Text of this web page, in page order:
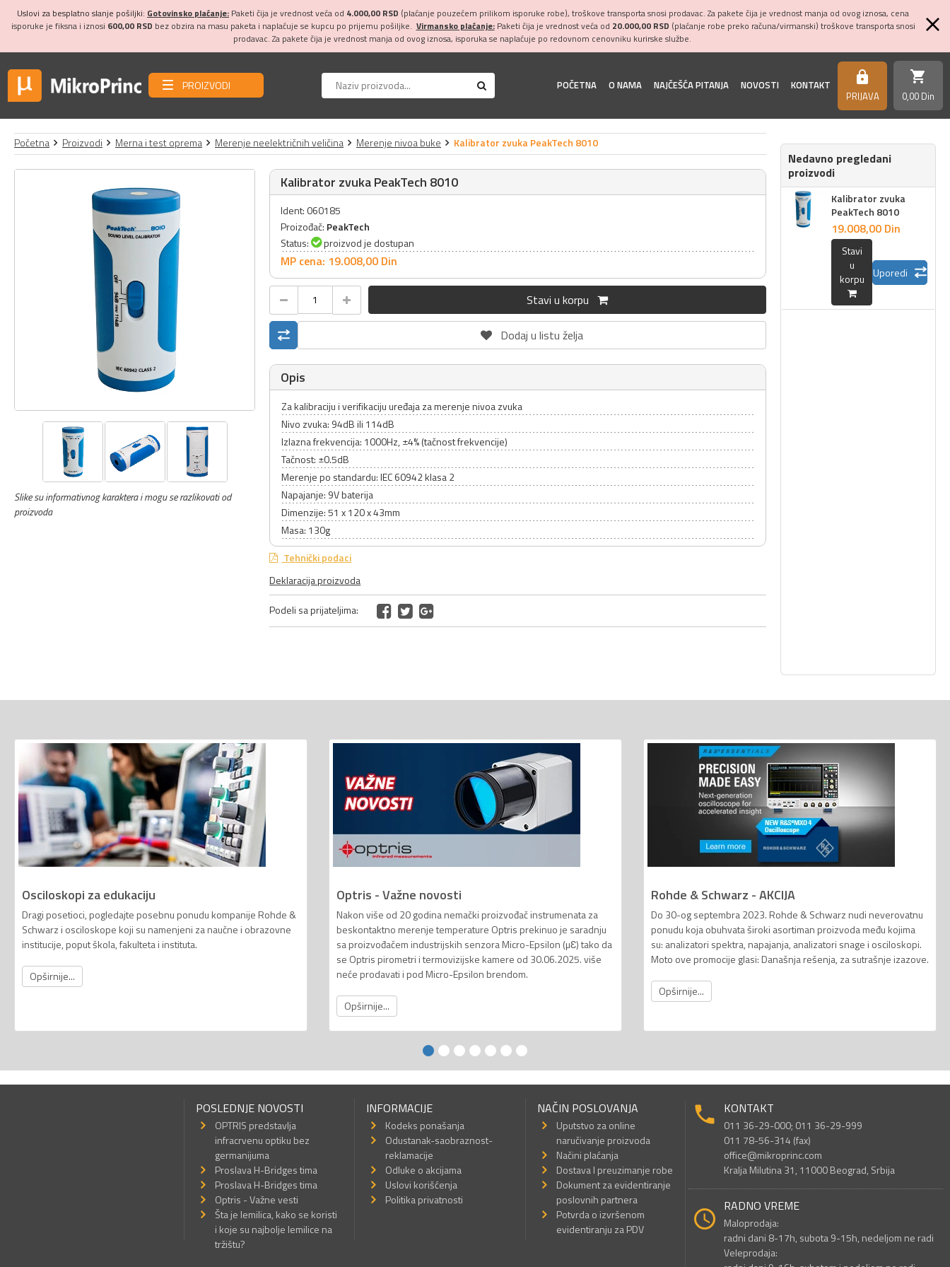
Uslovi za besplatno slanje pošiljki: Gotovinsko plaćanje: Paketi čija je vrednost veća od 4.000,00 RSD (plaćanje pouzećem prilikom isporuke robe), troškove transporta snosi prodavac. Za pakete čija je vrednost manja od ovog iznosa, cena
isporuke je fiksna i iznosi 600,00 RSD bez obzira na masu paketa i naplaćuje se kupcu po prijemu pošiljke. Virmansko plaćanje:Paketi čija je vrednost veća od 20.000,00 RSD (plaćanje robe preko računa/virmanski) troškove transporta snosi
prodavac. Za pakete čija je vrednost manja od ovog iznosa, isporuka se naplaćuje po redovnom cenovniku kurirske službe.
PROIZVODI POČETNA O NAMA NAJČEŠĆA PITANJA NOVOSTI KONTAKT https
PRIJAVA
shopping_cart
0,00 Din
Početna Proizvodi Merna i test oprema Merenje neelektričnih veličina Merenje nivoa buke Kalibrator zvuka PeakTech 8010
Slike su informativnog karaktera i mogu se razlikovati od
proizvoda
Kalibrator zvuka PeakTech 8010
Ident: 060185
Proizođač: PeakTech
Status:
proizvod je dostupan
MP cena: 19.008,00 Din
Stavi u korpu
Dodaj u listu želja
Opis
Za kalibraciju i verifikaciju uređaja za merenje nivoa zvuka
Nivo zvuka: 94dB ili 114dB
Izlazna frekvencija: 1000Hz, ±4% (tačnost frekvencije)
Tačnost: ±0.5dB
Merenje po standardu: IEC 60942 klasa 2
Napajanje: 9V baterija
Dimenzije: 51 x 120 x 43mm
Masa: 130g
Tehnički podaci
Deklaracija proizvoda
Podeli sa prijateljima:
Nedavno pregledani
proizvodi
Kalibrator zvuka
PeakTech 8010
19.008,00 Din
Stavi
u
korpu
Uporedi
Osciloskopi za edukaciju
Dragi posetioci, pogledajte posebnu ponudu kompanije Rohde &
Schwarz i osciloskope koji su namenjeni za naučne i obrazovne
institucije, poput škola, fakulteta i instituta.
Opširnije...
Optris - Važne novosti
Nakon više od 20 godina nemački proizvođač instrumenata za
beskontaktno merenje temperature Optris prekinuo je saradnju
sa proizvođačem industrijskih senzora Micro-Epsilon (µƐ) tako da
se Optris pirometri i termovizijske kamere od 30.06.2025. više
neće prodavati i pod Micro-Epsilon brendom.
Opširnije...
Rohde & Schwarz - AKCIJA
Do 30-og septembra 2023. Rohde & Schwarz nudi neverovatnu
ponudu koja obuhvata široki asortiman proizvoda među kojima
su: analizatori spektra, napajanja, analizatori snage i osciloskopi.
Moto ove promocije glasi: Današnja rešenja, za sutrašnje izazove.
Opširnije...
POSLEDNJE NOVOSTI
OPTRIS predstavlja
infracrvenu optiku bez
germanijuma
Proslava H-Bridges tima
Proslava H-Bridges tima
Optris - Važne vesti
Šta je lemilica, kako se koristi
i koje su najbolje lemilice na
tržištu?
INFORMACIJE
Kodeks ponašanja
Odustanak-saobraznost-
reklamacije
Odluke o akcijama
Uslovi korišćenja
Politika privatnosti
NAČIN POSLOVANJA
Uputstvo za online
naručivanje proizvoda
Načini plaćanja
Dostava I preuzimanje robe
Dokument za evidentiranje
poslovnih partnera
Potvrda o izvršenom
evidentiranju za PDV
KONTAKT
011 36-29-000; 011 36-29-999
011 78-56-314 (fax)
office@mikroprinc.com
Kralja Milutina 31, 11000 Beograd, Srbija
RADNO VREME
Maloprodaja:
radni dani 8-17h, subota 9-15h, nedeljom ne radi
Veleprodaja: